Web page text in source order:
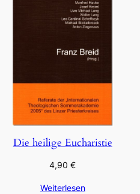
Die heilige Eucharistie
4,90€
Weiterlesen